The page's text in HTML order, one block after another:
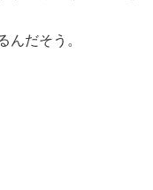
んだそう。